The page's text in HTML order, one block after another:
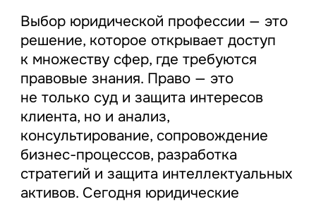
Выбор юридической профессии — это
решение, которое открывает доступ
к множеству сфер, где требуются
правовые знания. Право — это
не только суд и защита интересов
клиента, но и анализ,
консультирование, сопровождение
бизнес-процессов, разработка
стратегий и защита интеллектуальных
активов. Сегодня юридические